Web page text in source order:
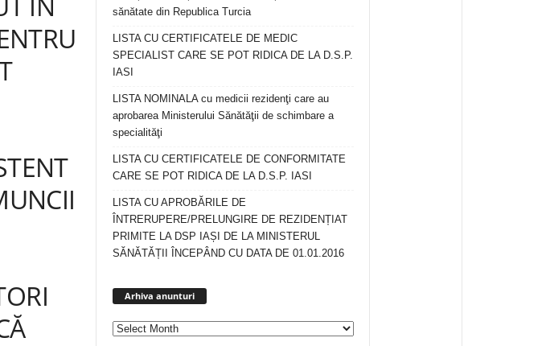
sănătate din Republica Turcia
LISTA CU CERTIFICATELE DE MEDIC
SPECIALIST CARE SE POT RIDICA DE LA D.S.P.
IASI
LISTA NOMINALA cu medicii rezidenţi care au
aprobarea Ministerului Sănătăţii de schimbare a
specialităţi
LISTA CU CERTIFICATELE DE CONFORMITATE
CARE SE POT RIDICA DE LA D.S.P. IASI
LISTA CU APROBĂRILE DE
ÎNTRERUPERE/PRELUNGIRE DE REZIDENȚIAT
PRIMITE LA DSP IAȘI DE LA MINISTERUL
SĂNĂTĂȚII ÎNCEPÂND CU DATA DE 01.01.2016
Arhiva anunturi